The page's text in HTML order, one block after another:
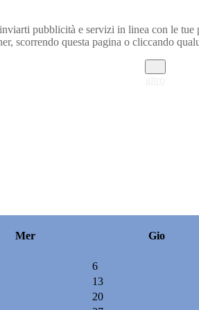
pubblicità e servizi in linea con le
scorrendo questa pagina o cliccando
Mer Gio
6
13
20